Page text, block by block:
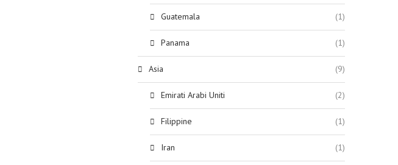
Guatemala (1)
Panama (1)
Asia (9)
Emirati Arabi Uniti (2)
Filippine (1)
Iran (1)